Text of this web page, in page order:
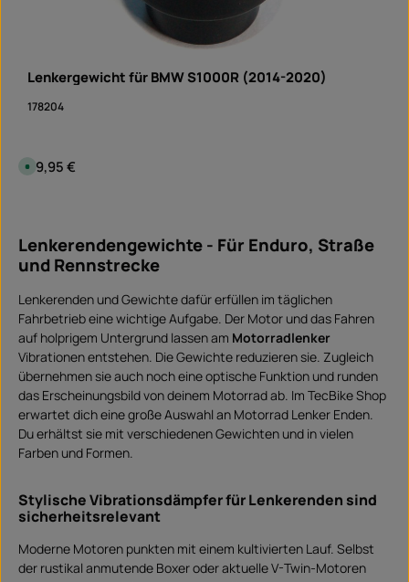
i
t
S
o
t
v
e
a
r
Lenkergewicht für BMW S1000R (2014-2020)
178204
Regulärer Preis:
S
o
e
r
f
ü
b
a
r
L
i
e
f
e
r
e
i
t
:
S
o
r
t
r
ü
39,95 €
Lenkerendengewichte - Für Enduro, Straße
und Rennstrecke
Lenkerenden und Gewichte dafür erfüllen im täglichen
Fahrbetrieb eine wichtige Aufgabe. Der Motor und das Fahren
auf holprigem Untergrund lassen am Motorradlenker
Vibrationen entstehen. Die Gewichte reduzieren sie. Zugleich
übernehmen sie auch noch eine optische Funktion und runden
das Erscheinungsbild von deinem Motorrad ab. Im TecBike Shop
erwartet dich eine große Auswahl an Motorrad Lenker Enden.
Du erhältst sie mit verschiedenen Gewichten und in vielen
Farben und Formen.
Stylische Vibrationsdämpfer für Lenkerenden sind
sicherheitsrelevant
Moderne Motoren punkten mit einem kultivierten Lauf. Selbst
der rustikal anmutende Boxer oder aktuelle V-Twin-Motoren